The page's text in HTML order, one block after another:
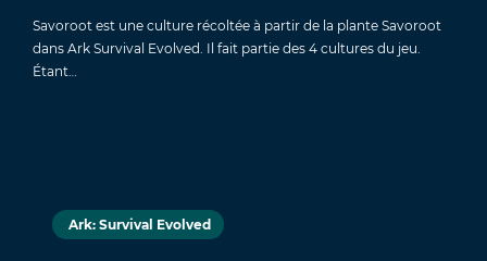
Savoroot est une culture récoltée à partir de la plante Savoroot
dans Ark Survival Evolved. Il fait partie des 4 cultures du jeu.
Étant…
Ark: Survival Evolved